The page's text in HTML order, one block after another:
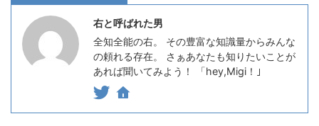
右と呼ばれた男
全知全能の右。 その豊富な知識量からみんな
の頼れる存在。 さぁあなたも知りたいことが
あれば聞いてみよう！ 「hey,Migi！｣